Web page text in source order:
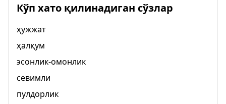
Кўп хато қилинадиган сўзлар
ҳужжат
ҳалқум
эсонлик-омонлик
севимли
пулдорлик